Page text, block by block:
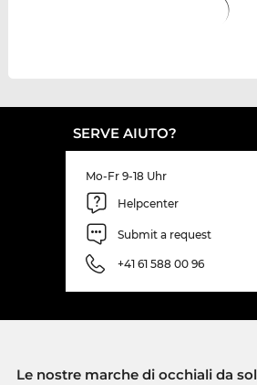
SERVE AIUTO?
Mo-Fr 9-18 Uhr
Helpcenter
Submit a request
+41 61 588 00 96
Le nostre marche di occhiali da